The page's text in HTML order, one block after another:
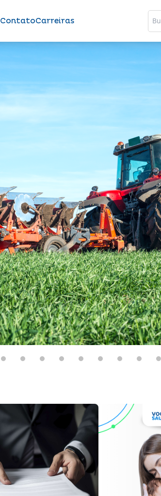
ContatoCarreiras